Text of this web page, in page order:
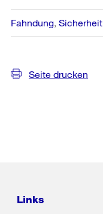
Fahndung Sicherheit
Seite drucken
Links